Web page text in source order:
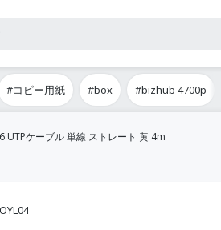
#コピー用紙 #box #bizhub 4700p
UTPケーブル 単線 ストレート 黄 4m